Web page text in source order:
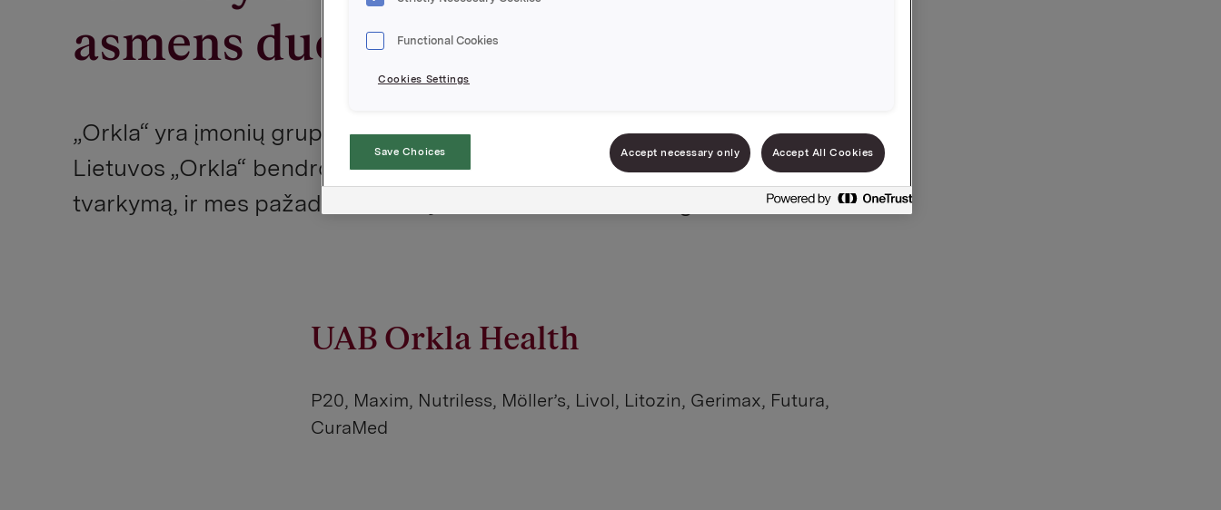
asmens duomenų tvarkymą
„Orkla“ yra įmonių grupė, gaminanti prekes vartotojams įvairiose teritorijose.
Lietuvos „Orkla“ bendrovės yra kartu atsakingos už jūsų asmens duomenų
tvarkymą, ir mes pažadame tvarkyti tokius duomenis saugiai.
UAB Orkla Health
P20, Maxim, Nutriless, Möller’s, Livol, Litozin, Gerimax, Futura,
CuraMed
Functional Cookies
Cookies Settings
Save Choices Accept necessary only Accept All Cookies